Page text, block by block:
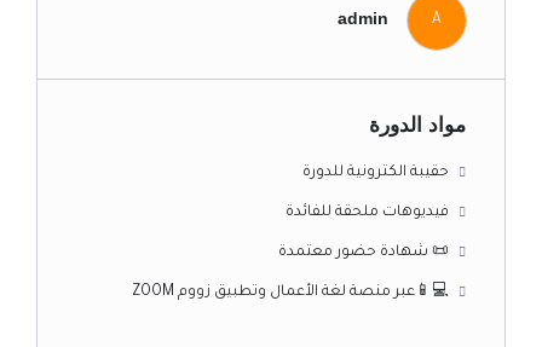
A
admin
مواد الدورة
حقيبة الكترونية للدورة
فيديوهات ملحقة للفائدة
📜 شهادة حضور معتمدة
💻📱عبر منصة لغة الأعمال وتطبيق زووم ZOOM